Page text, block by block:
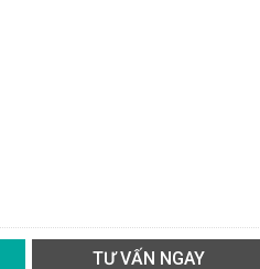
TƯ VẤN NGAY